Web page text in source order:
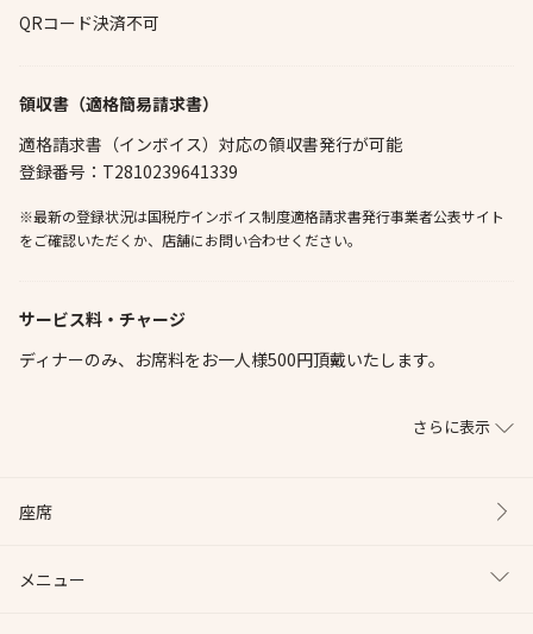
QRコード決済不可
領収書（適格簡易請求書）
適格請求書（インボイス）対応の領収書発行が可能
登録番号：T2810239641339
※最新の登録状況は国税庁インボイス制度適格請求書発行事業者公表サイト
をご確認いただくか、店舗にお問い合わせください。
サービス料・チャージ
ディナーのみ、お席料をお一人様500円頂戴いたします。
さらに表示
座席
メニュー